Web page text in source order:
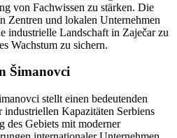
von Fachwissen zu stärken. Die
Zentren und lokalen Unternehmen
industrielle Landschaft in Zaječar zu
Wachstum zu sichern.
Šimanovci
stellt einen bedeutenden
Kapazitäten Serbiens
des Gebiets mit moderner